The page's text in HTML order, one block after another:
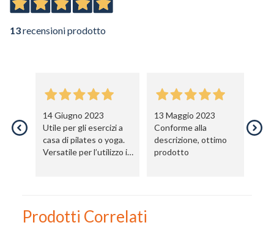
13recensioni prodotto
14 Giugno 2023
Utile per gli esercizi a
casa di pilates o yoga.
Versatile per l’utilizzo in
13 Maggio 2023
Conforme alla
descrizione, ottimo
prodotto
Prodotti Correlati